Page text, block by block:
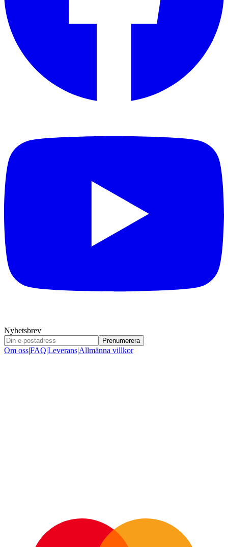
Nyhetsbrev
Prenumerera
Om oss|FAQ|Leverans|Allmänna villkor